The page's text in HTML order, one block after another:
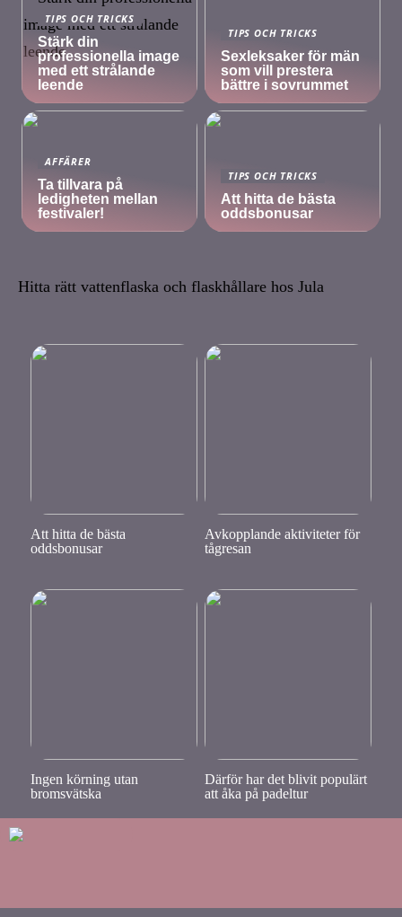
TIPS OCH TRICKS
Stärk din
professionella image
med ett strålande
leende
TIPS OCH TRICKS
Sexleksaker för män
som vill prestera
bättre i sovrummet
AFFÄRER
Ta tillvara på
ledigheten mellan
festivaler!
TIPS OCH TRICKS
Att hitta de bästa
oddsbonusar
Hitta rätt vattenflaska och flaskhållare hos Jula
Att hitta de bästa
oddsbonusar
Avkopplande aktiviteter för
tågresan
Ingen körning utan
bromsvätska
Därför har det blivit populärt
att åka på padeltur